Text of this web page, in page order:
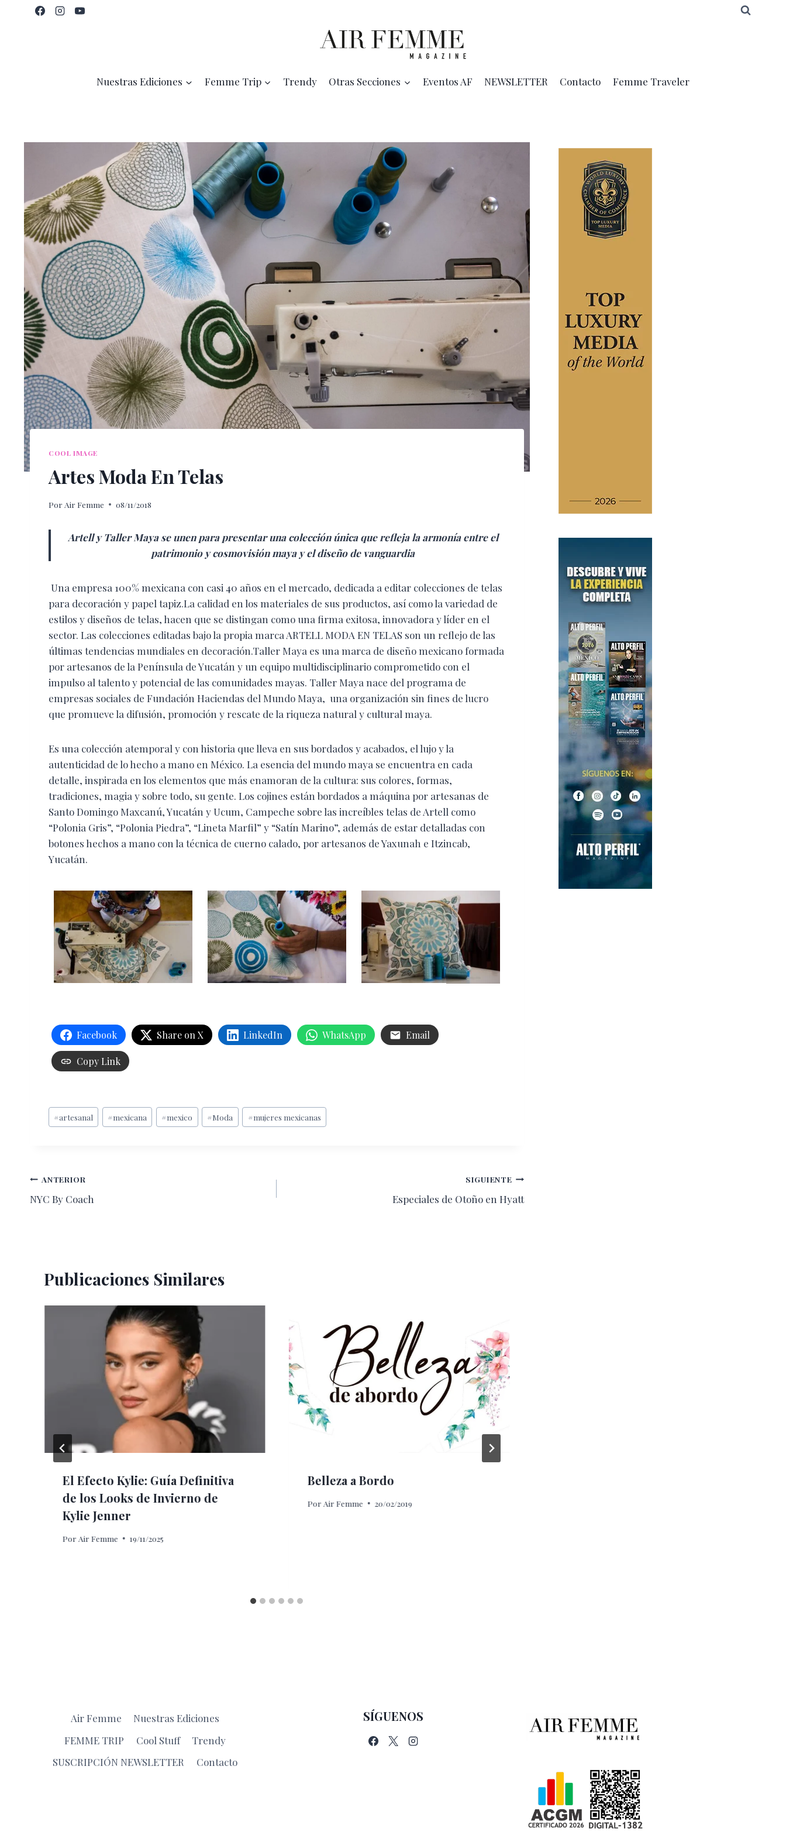
Nuestras Ediciones Femme Trip Trendy Otras Secciones Eventos AF NEWSLETTER Contacto Femme Traveler
COOL IMAGE
Artes Moda En Telas
Por Air Femme 08/11/2018
Artell y Taller Maya se unen para presentar una colección única que refleja la armonía entre el
patrimonio y cosmovisión maya y el diseño de vanguardia
Una empresa 100% mexicana con casi 40 años en el mercado, dedicada a editar colecciones de telas
para decoración y papel tapiz.La calidad en los materiales de sus productos, así como la variedad de
estilos y diseños de telas, hacen que se distingan como una firma exitosa, innovadora y líder en el
sector. Las colecciones editadas bajo la propia marca ARTELL MODA EN TELAS son un reflejo de las
últimas tendencias mundiales en decoración.Taller Maya es una marca de diseño mexicano formada
por artesanos de la Península de Yucatán y un equipo multidisciplinario comprometido con el
impulso al talento y potencial de las comunidades mayas. Taller Maya nace del programa de
empresas sociales de Fundación Haciendas del Mundo Maya, una organización sin fines de lucro
que promueve la difusión, promoción y rescate de la riqueza natural y cultural maya.
Es una colección atemporal y con historia que lleva en sus bordados y acabados, el lujo y la
autenticidad de lo hecho a mano en México. La esencia del mundo maya se encuentra en cada
detalle, inspirada en los elementos que más enamoran de la cultura: sus colores, formas,
tradiciones, magia y sobre todo, su gente. Los cojines están bordados a máquina por artesanas de
Santo Domingo Maxcanú, Yucatán y Ucum, Campeche sobre las increíbles telas de Artell como
“Polonia Gris”, “Polonia Piedra”, “Lineta Marfil” y “Satín Marino”, además de estar detalladas con
botones hechos a mano con la técnica de cuerno calado, por artesanos de Yaxunah e Itzincab,
Yucatán.
Facebook Share on X LinkedIn WhatsApp Email
Copy Link
Etiquetas
de
#artesanal #mexicana #mexico #Moda #mujeres mexicanas
Navegación
de
ANTERIOR
NYC By Coach
SIGUIENTE
Especiales de Otoño en Hyatt
Publicaciones Similares
El Efecto Kylie: Guía Definitiva
de los Looks de Invierno de
Kylie Jenner
Por Air Femme 19/11/2025
Belleza a Bordo
Por Air Femme 20/02/2019
Air Femme
Nuestras Ediciones
FEMME TRIP
Cool Stuff
Trendy
SUSCRIPCIÓN NEWSLETTER
Contacto
SÍGUENOS